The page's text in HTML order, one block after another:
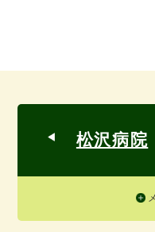
松沢病院